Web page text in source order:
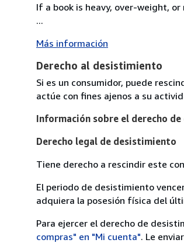
If a book is heavy, over-weight,
...
Más información
Derecho al desistimiento
Si es un consumidor, puede
actúe con fines ajenos a su
Información sobre el derecho
Derecho legal de desistimiento
Tiene derecho a rescindir este
El periodo de desistimiento
adquiera la posesión física del
Para ejercer el derecho de
compras" en "Mi cuenta". Le